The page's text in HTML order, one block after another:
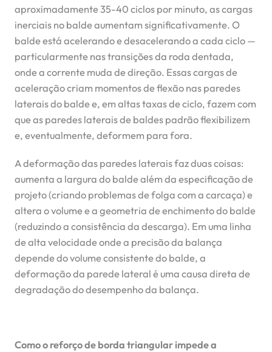
aproximadamente 35-40 ciclos por minuto, as cargas
inerciais no balde aumentam significativamente. O
balde está acelerando e desacelerando a cada ciclo —
particularmente nas transições da roda dentada,
onde a corrente muda de direção. Essas cargas de
aceleração criam momentos de flexão nas paredes
laterais do balde e, em altas taxas de ciclo, fazem com
que as paredes laterais de baldes padrão flexibilizem
e, eventualmente, deformem para fora.
A deformação das paredes laterais faz duas coisas:
aumenta a largura do balde além da especificação de
projeto (criando problemas de folga com a carcaça) e
altera o volume e a geometria de enchimento do balde
(reduzindo a consistência da descarga). Em uma linha
de alta velocidade onde a precisão da balança
depende do volume consistente do balde, a
deformação da parede lateral é uma causa direta de
degradação do desempenho da balança.
Como o reforço de borda triangular impede a